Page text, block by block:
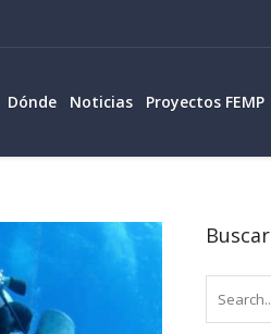
Dónde Noticias Proyectos FEMP
Buscar